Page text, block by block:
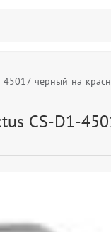
черный на
CS-D1-